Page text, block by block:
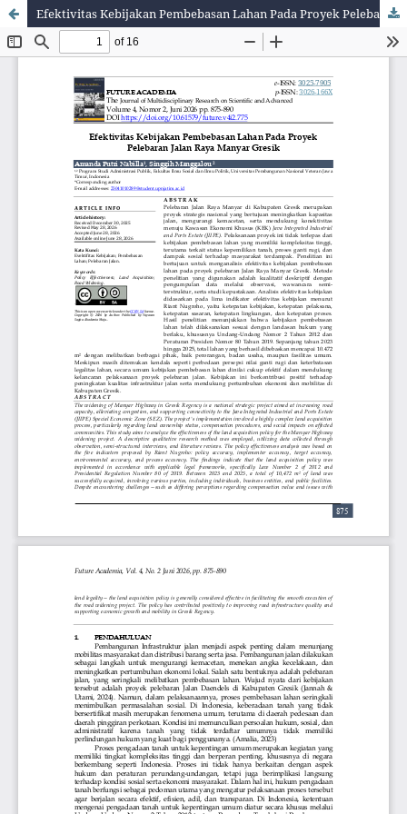
Efektivitas Kebijakan Pembebasan Lahan Pada Proyek Pelebaran Jalan Raya Manyar Gresik